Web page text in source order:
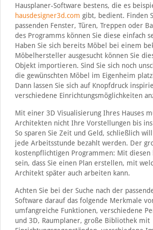
Hausplaner-Software bestens, die es
hausdesigner3d.com gibt, bedient. Finden
passenden Fenster, Türen, Treppen oder
des Programms können Sie diese einfach
Haben Sie sich bereits Möbel bei einem
Möbelhersteller ausgesucht können Sie
Objekt importieren. Sind Sie sich noch
die gewünschten Möbel im Eigenheim
Dann lassen Sie sich auf Knopfdruck
verschiedene Einrichtungsmöglichkeiten
Mit einer 3D Visualisierung Ihres Hauses
Architekten nicht Ihre Vorstellungen bis
So sparen Sie Zeit und Geld, schließlich
jede Arbeitsstunde bezahlt werden. Der
kostenpflichtigen Programmen: Mit diesen
sein, dass Sie einen Plan erstellen, mit
Architekt später auch arbeiten kann.
Achten Sie bei der Suche nach der
Software darauf das folgende Merkmale
umfangreiche Funktionen, verschiedene
und 3D, Raumplaner, große Bibliothek mit